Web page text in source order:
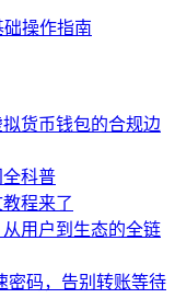
础操作指南
货币钱包的合规边
科普
程来了
用户到生态的全链
密码，告别转账等待